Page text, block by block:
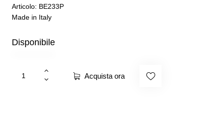
Articolo: BE233P
Made in Italy
Disponibile
Acquista ora